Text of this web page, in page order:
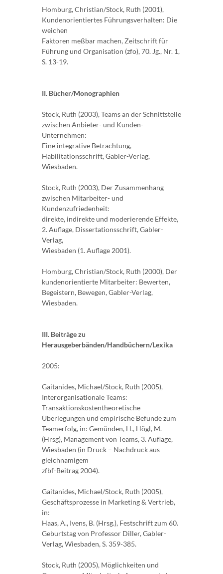
Homburg, Christian/Stock, Ruth (2001),
Kundenorientiertes Führungsverhalten: Die
weichen
Faktoren meßbar machen, Zeitschrift für
Führung und Organisation (zfo), 70. Jg., Nr. 1,
S. 13-19.
II. Bücher/Monographien
Stock, Ruth (2003), Teams an der Schnittstelle
zwischen Anbieter- und Kunden-
Unternehmen:
Eine integrative Betrachtung,
Habilitationsschrift, Gabler-Verlag,
Wiesbaden.
Stock, Ruth (2003), Der Zusammenhang
zwischen Mitarbeiter- und
Kundenzufriedenheit:
direkte, indirekte und moderierende Effekte,
2. Auflage, Dissertationsschrift, Gabler-
Verlag,
Wiesbaden (1. Auflage 2001).
Homburg, Christian/Stock, Ruth (2000), Der
kundenorientierte Mitarbeiter: Bewerten,
Begeistern, Bewegen, Gabler-Verlag,
Wiesbaden.
III. Beiträge zu
Herausgeberbänden/Handbüchern/Lexika
2005:
Gaitanides, Michael/Stock, Ruth (2005),
Interorganisationale Teams:
Transaktionskostentheoretische
Überlegungen und empirische Befunde zum
Teamerfolg, in: Gemünden, H., Högl, M.
(Hrsg), Management von Teams, 3. Auflage,
Wiesbaden (in Druck – Nachdruck aus
gleichnamigem
zfbf-Beitrag 2004).
Gaitanides, Michael/Stock, Ruth (2005),
Geschäftsprozesse in Marketing & Vertrieb,
in:
Haas, A., Ivens, B. (Hrsg.), Festschrift zum 60.
Geburtstag von Professor Diller, Gabler-
Verlag, Wiesbaden, S. 359-385.
Stock, Ruth (2005), Möglichkeiten und